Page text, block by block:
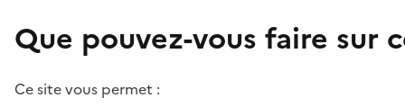
Que pouvez-vous faire sur
Ce site vous permet :